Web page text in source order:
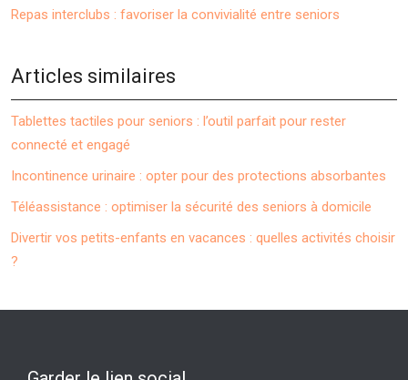
Repas interclubs : favoriser la convivialité entre seniors
Articles similaires
Tablettes tactiles pour seniors : l’outil parfait pour rester
connecté et engagé
Incontinence urinaire : opter pour des protections absorbantes
Téléassistance : optimiser la sécurité des seniors à domicile
Divertir vos petits-enfants en vacances : quelles activités choisir
?